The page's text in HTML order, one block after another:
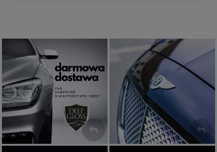
Darmowa dostawa
ZŁÓŻ ZAMÓWIENIE
Produkty do nadwozia